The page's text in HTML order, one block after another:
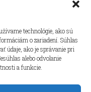
technológie, ako sú
o zariadení. Súhlas
údaje, ako je správanie pri
alebo odvolanie
a funkcie.
cookie